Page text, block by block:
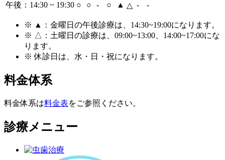
午後：14:30 ~ 19:30 ○ ○ - ○ ▲ △ - -
※ ▲：金曜日の午後診療は、14:30~19:00になります。
※ △：土曜日の診療は、09:00~13:00、14:00~17:00にな
ります。
※ 休診日は、水・日・祝になります。
料金体系
料金体系は料金表をご参照ください。
診療メニュー